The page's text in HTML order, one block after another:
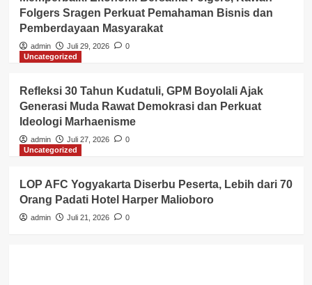
Folgers Sragen Perkuat Pemahaman Bisnis dan
Pemberdayaan Masyarakat
admin Juli 29, 2026
0
Uncategorized
Refleksi 30 Tahun Kudatuli, GPM Boyolali Ajak
Generasi Muda Rawat Demokrasi dan Perkuat
Ideologi Marhaenisme
admin Juli 27, 2026
0
Uncategorized
LOP AFC Yogyakarta Diserbu Peserta, Lebih dari 70
Orang Padati Hotel Harper Malioboro
admin Juli 21, 2026 0